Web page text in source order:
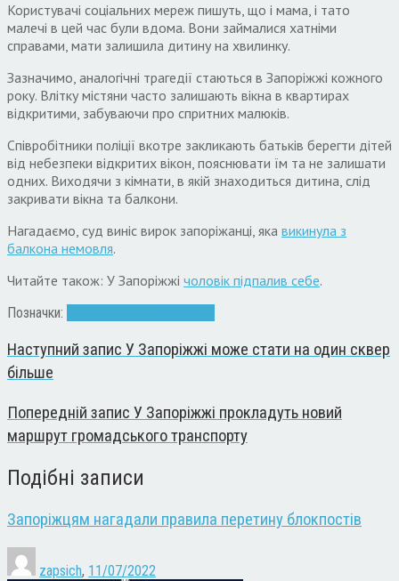
Користувачі соціальних мереж пишуть, що і мама, і тато
малечі в цей час були вдома. Вони займалися хатніми
справами, мати залишила дитину на хвилинку.
Зазначимо, аналогічні трагедії стаються в Запоріжжі кожного
року. Влітку містяни часто залишають вікна в квартирах
відкритими, забуваючи про спритних малюків.
Співробітники поліції вкотре закликають батьків берегти дітей
від небезпеки відкритих вікон, пояснювати їм та не залишати
одних. Виходячи з кімнати, в якій знаходиться дитина, слід
закривати вікна та балкони.
Нагадаємо, суд виніс вирок запоріжанці, яка викинула з
балкона немовля.
Читайте також: У Запоріжжі чоловік підпалив себе.
Позначки:
Наступний запис У Запоріжжі може стати на один сквер
більше
Попередній запис У Запоріжжі прокладуть новий
маршрут громадського транспорту
Подібні записи
Запоріжцям нагадали правила перетину блокпостів
zapsich, 11/07/2022